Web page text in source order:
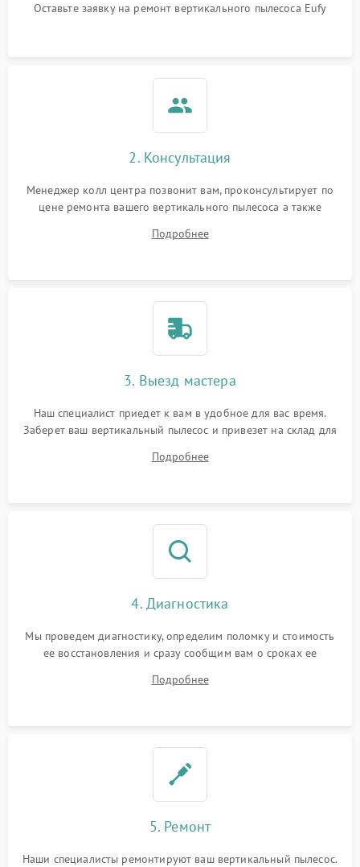
Оставьте заявку на ремонт вертикального пылесоса Eufy
2. Консультация
Менеджер колл центра позвонит вам, проконсультирует по
цене ремонта вашего вертикального пылесоса а также
Подробнее
3. Выезд мастера
Наш специалист приедет к вам в удобное для вас время.
Заберет ваш вертикальный пылесос и привезет на склад для
Подробнее
4. Диагностика
Мы проведем диагностику, определим поломку и стоимость
ее восстановления и сразу сообщим вам о сроках ее
Подробнее
5. Ремонт
Наши специалисты ремонтируют ваш вертикальный пылесос.